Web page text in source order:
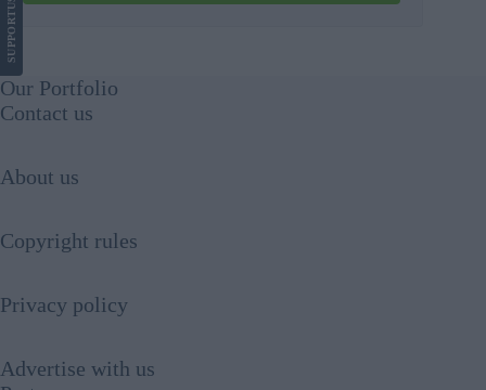
SUPPORT
Our Portfolio
Contact us
About us
Copyright rules
Privacy policy
Advertise with us